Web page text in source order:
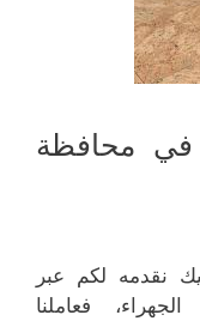
في محافظة
نقدمه لكم عبر
فعاملنا